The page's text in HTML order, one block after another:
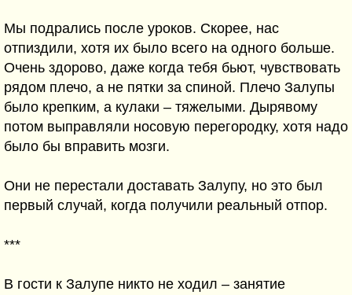
Мы подрались после уроков. Скорее, нас
отпиздили, хотя их было всего на одного больше.
Очень здорово, даже когда тебя бьют, чувствовать
рядом плечо, а не пятки за спиной. Плечо Залупы
было крепким, а кулаки – тяжелыми. Дырявому
потом выправляли носовую перегородку, хотя надо
было бы вправить мозги.
Они не перестали доставать Залупу, но это был
первый случай, когда получили реальный отпор.
***
В гости к Залупе никто не ходил – занятие